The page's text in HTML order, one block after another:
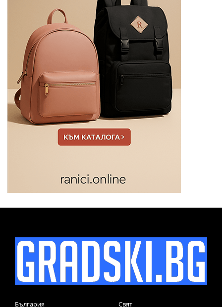
България Свят